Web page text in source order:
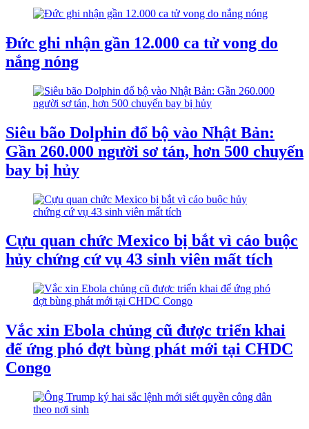
Đức ghi nhận gần 12.000 ca tử vong do
nắng nóng
Siêu bão Dolphin đổ bộ vào Nhật Bản:
Gần 260.000 người sơ tán, hơn 500 chuyến
bay bị hủy
Cựu quan chức Mexico bị bắt vì cáo buộc
hủy chứng cứ vụ 43 sinh viên mất tích
Vắc xin Ebola chủng cũ được triển khai
để ứng phó đợt bùng phát mới tại CHDC
Congo